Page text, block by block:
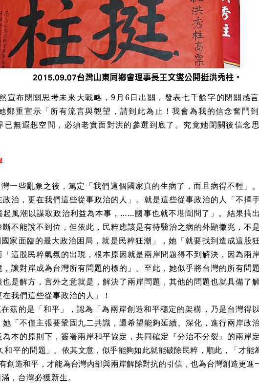
宣布閉關思考未來大戰略，9月6日出關，發表七千餘字的閉關感
鄭重宣示「所有流言與觀望，請到此為止！我會為我的信念奮鬥
已無遐想空間，必須老實面對洪的參選到底了。究竟她閉關後信念
一些亂象之後，篤定「我們這個國家真的生病了，而且病得不輕」
治，更在我們這些從事政治的人」。就是這些從事政治的人「不擇
起風潮以謀取政治利益為本事，……國事也就不堪聞問了」。結果搞
不能說不到位，但依此，民粹應該是有待醫治之病的外顯徵兆，不是
家面臨的最大政治困局，就是民粹狂潮」，她「就要找到造成這股
這股民粹氣氛的出現，根本原因就是兩岸問題得不到解決，因為兩
讓對岸成為台灣所有問題的標的」。至此，她似乎將台灣的所有問
是解方，言外之意就是，解決了兩岸問題，其他的問題也就具備了解
我們這些從事政治的人」！
茲的是「和平」，認為「為兩岸創造和平穩定的架構，乃是台灣得
「不僅主張要鞏固九二共識，還希望能夠延續、深化，進行兩岸政
本的原則下，簽署兩岸和平協定，共同確定『分治不分裂』的兩岸
和平的問題」。依其文意，似乎能夠如此就能破除民粹，順此，「才能
創造和平，才能為台灣內部與兩岸解除對抗的引信，也為台灣創造更進
，台灣必獲新生。